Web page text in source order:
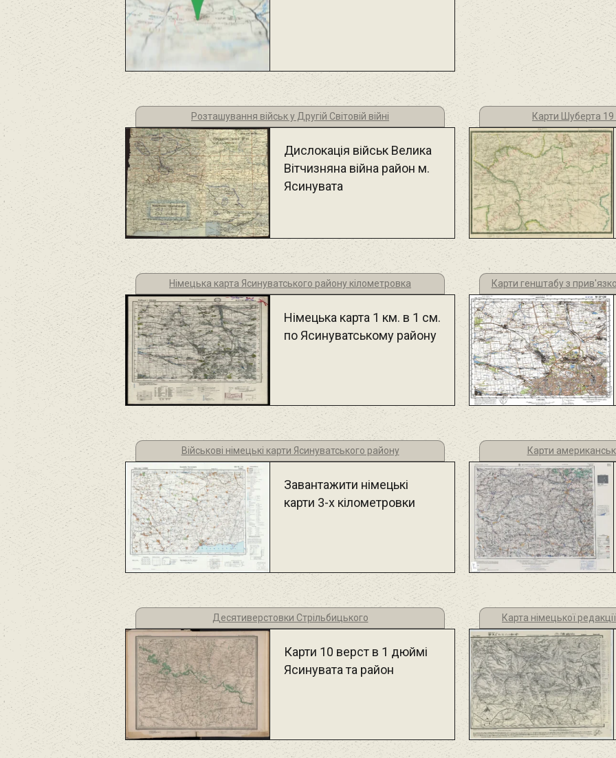
Розташування військ у Другій Світовій війні
Дислокація військ Велика
Вітчизняна війна район м.
Ясинувата
Карти Шуберта 19
Німецька карта Ясинуватського району кілометровка
Німецька карта 1 км. в 1 см.
по Ясинуватському району
Карти генштабу з
Військові німецькі карти Ясинуватського району
Завантажити німецькі
карти 3-х кілометровки
Карти
Десятиверстовки Стрільбицького
Карти 10 верст в 1 дюймі
Ясинувата та район
Карта німецької